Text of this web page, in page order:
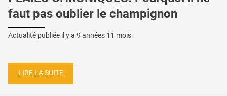
faut pas oublier le champignon
Actualité publiée il y a 9 années 11 mois
LIRE LA SUITE